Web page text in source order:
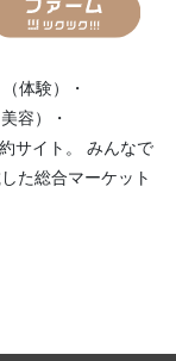
体験）
・
容）
・
サイト。
みんなで
た総合マーケット